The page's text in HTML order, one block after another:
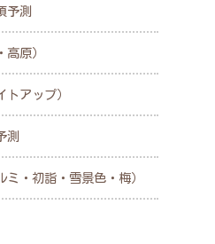
予測
原）
アップ）
測
・初詣・雪景色・梅）